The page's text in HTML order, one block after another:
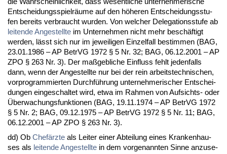
Ent­schei­dungs­spielräume auf den höhe­ren Ent­schei­dungs­stu­
fen be­reits ver­braucht wur­den. Von wel­cher De­le­ga­ti­ons­stu­fe ab
lei­ten­de An­ge­stell­te im Un­ter­neh­men nicht mehr beschäftigt
wer­den, lässt sich nur im je­wei­li­gen Ein­zel­fall be­stim­men (BAG,
23.01.1986 – AP Be­trVG 1972 § 5 Nr. 32; BAG, 06.12.2001 – AP
ZPO § 263 Nr. 3). Der maßgeb­li­che Ein­fluss fehlt je­den­falls
dann, wenn der An­ge­stell­te nur bei der rein ar­beits­tech­ni­schen,
vor­pro­gram­mier­ten Durchführung un­ter­neh­me­ri­scher Ent­schei­
dun­gen ein­ge­schal­tet wird, et­wa im Rah­men von Auf­sichts- oder
Über­wa­chungs­funk­tio­nen (BAG, 19.11.1974 – AP Be­trVG 1972
§ 5 Nr. 2; BAG, 09.12.1975 – AP Be­trVG 1972 § 5 Nr. 11; BAG,
06.12.2001 – AP ZPO § 263 Nr. 3).
dd) Ob Chefärz­te als Lei­ter ei­ner Ab­tei­lung ei­nes Kran­ken­hau­
ses als lei­ten­de An­ge­stell­te in dem vor­ge­nann­ten Sin­ne an­zu­se­